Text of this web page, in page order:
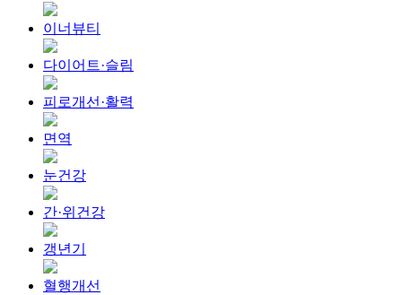
이너뷰티
다이어트·슬림
피로개선·활력
면역
눈건강
간·위건강
갱년기
혈행개선